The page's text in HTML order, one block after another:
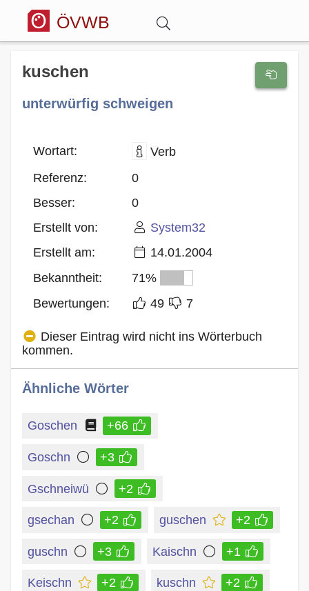
ÖVWB
Anmelden
Wörterbuch
Hitparade
Blog
kuschen
unterwürfig schweigen
Wortart:
Verb
Referenz:
0
Besser:
0
Erstellt von:
System32
Erstellt am:
14.01.2004
Bekanntheit:
71%
Bewertungen:
49 7
Dieser Eintrag wird nicht ins Wörterbuch
kommen.
Ähnliche Wörter
Goschen +66
Goschn +3
Gschneiwü +2
gsechan +2 guschen +2
guschn +3 Kaischn +1
Keischn +2 kuschn +2